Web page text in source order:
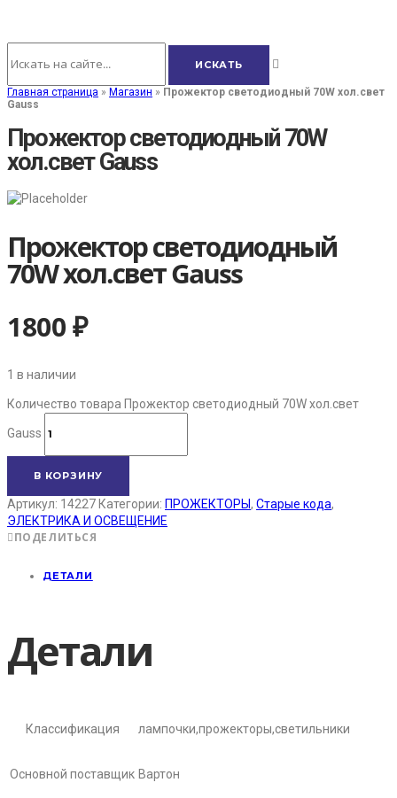
Главная страница » Магазин » Прожектор светодиодный 70W хол.свет
Gauss
Прожектор светодиодный 70W
хол.свет Gauss
Прожектор светодиодный
70W хол.свет Gauss
1800₽
1 в наличии
Количество товара Прожектор светодиодный 70W хол.свет
Gauss
В КОРЗИНУ
Артикул: 14227 Категории: ПРОЖЕКТОРЫ, Старые кода,
ЭЛЕКТРИКА И ОСВЕЩЕНИЕ
ПОДЕЛИТЬСЯ
ДЕТАЛИ
Детали
Классификация лампочки,прожекторы,светильники
Основной поставщик Вартон